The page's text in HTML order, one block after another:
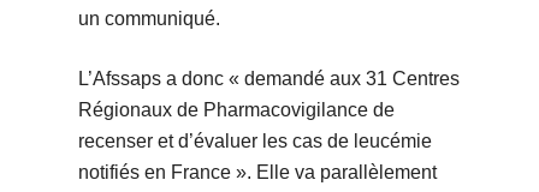
un communiqué.
L’Afssaps a donc « demandé aux 31 Centres
Régionaux de Pharmacovigilance de
recenser et d’évaluer les cas de leucémie
notifiés en France ». Elle va parallèlement